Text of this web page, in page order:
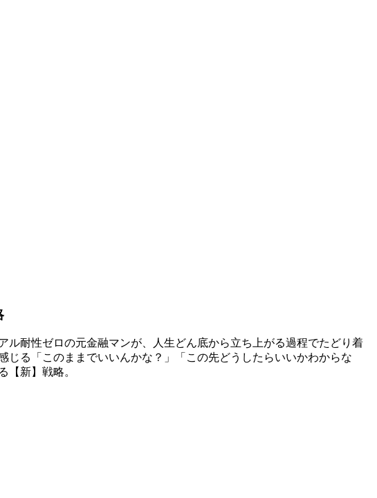
耐性ゼロの元金融マンが、人生どん底から立ち上がる過程でたどり着
じる「このままでいいんかな？」「この先どうしたらいいかわからな
【新】戦略。